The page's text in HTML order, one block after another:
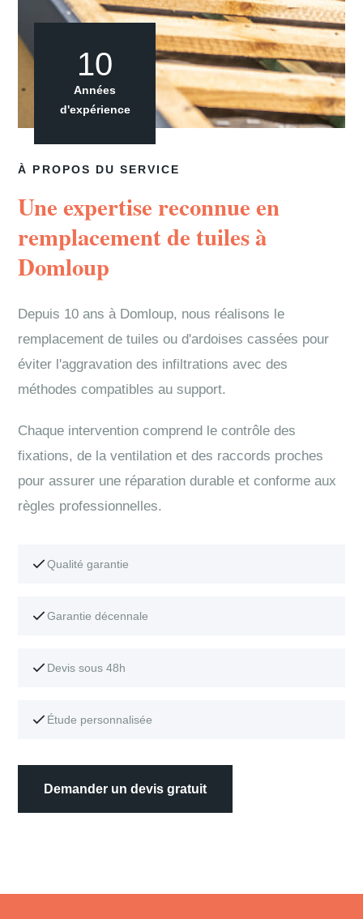
À PROPOS DU SERVICE
Une expertise reconnue en
remplacement de tuiles à
Domloup
Depuis 10 ans à Domloup, nous réalisons le
remplacement de tuiles ou d'ardoises cassées pour
éviter l'aggravation des infiltrations avec des
méthodes compatibles au support.
Chaque intervention comprend le contrôle des
fixations, de la ventilation et des raccords proches
pour assurer une réparation durable et conforme aux
règles professionnelles.
Qualité garantie
Garantie décennale
Devis sous 48h
Étude personnalisée
Demander un devis gratuit
10
Années
d'expérience